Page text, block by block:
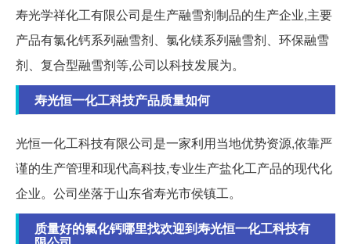
寿光学祥化工有限公司是生产融雪剂制品的生产企业,主要
产品有氯化钙系列融雪剂、氯化镁系列融雪剂、环保融雪
剂、复合型融雪剂等,公司以科技发展为。
寿光恒一化工科技产品质量如何
光恒一化工科技有限公司是一家利用当地优势资源,依靠严
谨的生产管理和现代高科技,专业生产盐化工产品的现代化
企业。公司坐落于山东省寿光市侯镇工。
质量好的氯化钙哪里找欢迎到寿光恒一化工科技有